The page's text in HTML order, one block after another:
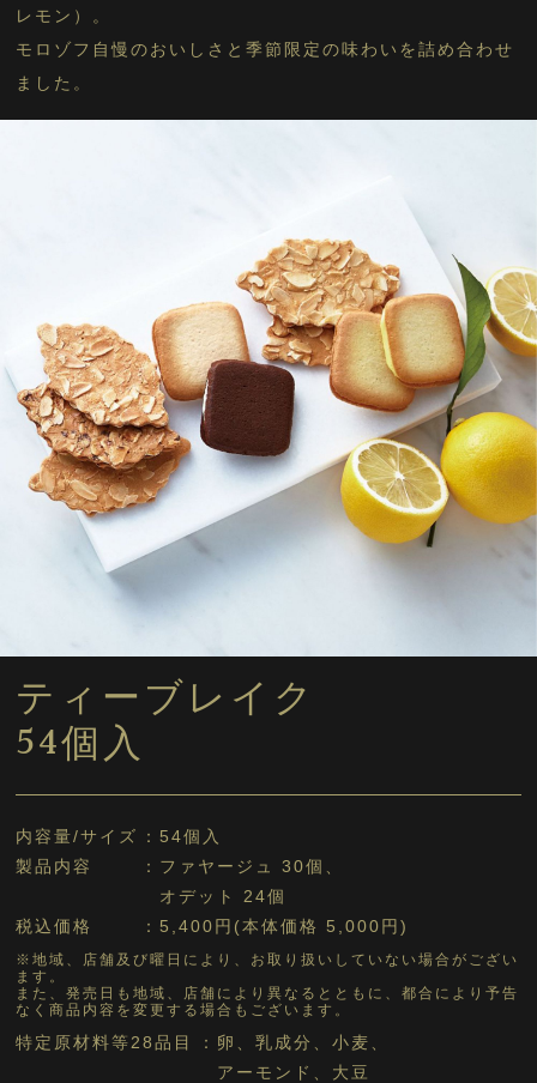
レモン）。
モロゾフ自慢のおいしさと季節限定の味わいを詰め合わせ
ました。
ティーブレイク
54個入
内容量/サイズ
54個入
製品内容
ファヤージュ 30個、
オデット 24個
税込価格
5,400円(本体価格 5,000円)
※地域、店舗及び曜日により、お取り扱いしていない場合がござい
ます。
また、発売日も地域、店舗により異なるとともに、都合により予告
なく商品内容を変更する場合もございます。
特定原材料等28品目
卵、乳成分、小麦、
アーモンド、大豆